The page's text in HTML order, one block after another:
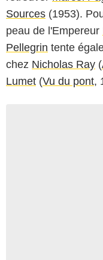
Sources (1953).
peau de l'Empereur
Pellegrin tente
chez Nicholas Ray (
Lumet (Vu du pont,